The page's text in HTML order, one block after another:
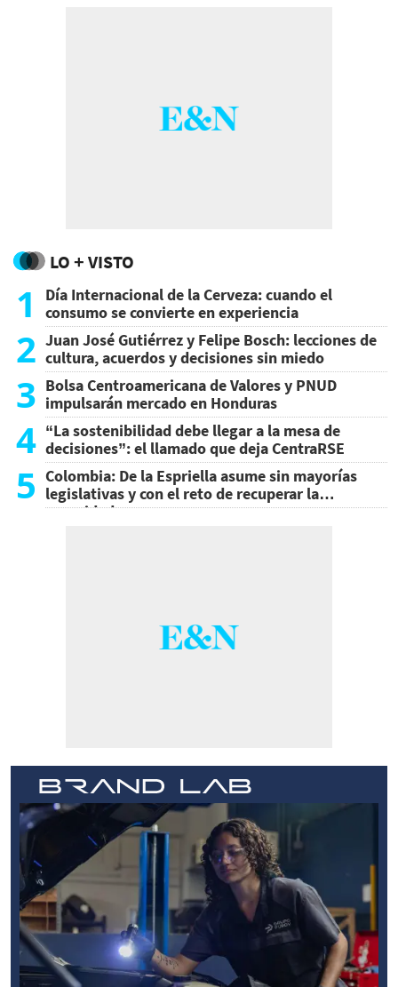
LO + VISTO
1
Día Internacional de la Cerveza: cuando el
consumo se convierte en experiencia
2 Juan José Gutiérrez y Felipe Bosch: lecciones de
cultura, acuerdos y decisiones sin miedo
3 Bolsa Centroamericana de Valores y PNUD
impulsarán mercado en Honduras
4 “La sostenibilidad debe llegar a la mesa de
decisiones”: el llamado que deja CentraRSE
5 Colombia: De la Espriella asume sin mayorías
legislativas y con el reto de recuperar la
seguridad